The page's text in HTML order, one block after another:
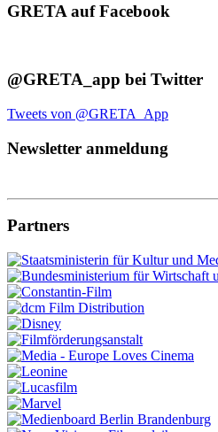
GRETA auf Facebook
@GRETA_app bei Twitter
Tweets von @GRETA_App
Newsletter anmeldung
Partners